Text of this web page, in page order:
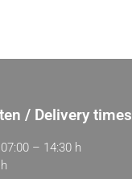
/ Delivery times
– 14:30 h